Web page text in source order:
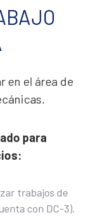
en el área de
para
trabajos de
con DC-3).